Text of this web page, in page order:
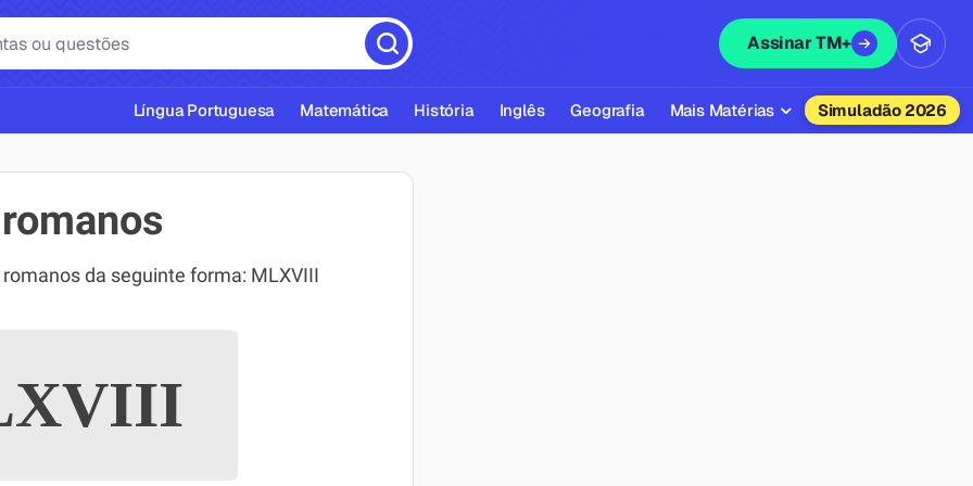
Assinar TM+
ABNT
Língua Portuguesa Matemática História Inglês Geografia Mais Matérias Simuladão 2026
da seguinte forma: MLXVIII